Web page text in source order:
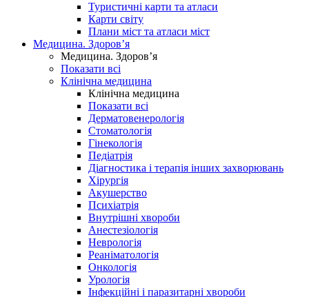
Туристичні карти та атласи
Карти світу
Плани міст та атласи міст
Медицина. Здоров’я
Медицина. Здоров’я
Показати всі
Клінічна медицина
Клінічна медицина
Показати всі
Дерматовенерологія
Стоматологія
Гінекологія
Педіатрія
Діагностика і терапія інших захворювань
Хірургія
Акушерство
Психіатрія
Внутрішні хвороби
Анестезіологія
Неврологія
Реаніматологія
Онкологія
Урологія
Інфекційні і паразитарні хвороби